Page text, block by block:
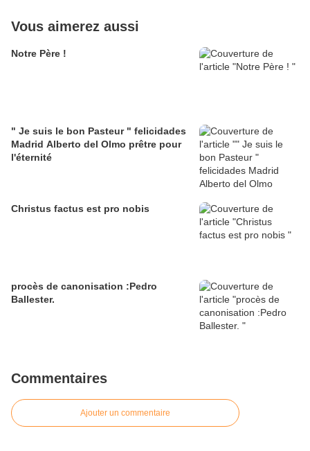
Vous aimerez aussi
Notre Père !
" Je suis le bon Pasteur " felicidades
Madrid Alberto del Olmo prêtre pour
l'éternité
Christus factus est pro nobis
procès de canonisation :Pedro
Ballester.
Commentaires
Ajouter un commentaire